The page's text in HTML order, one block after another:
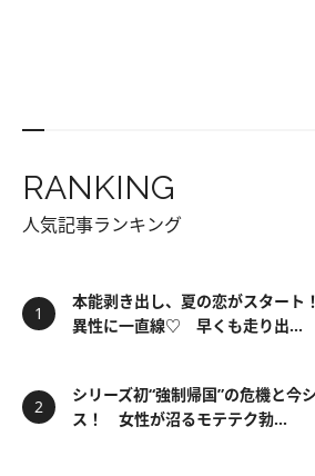
RANKING
人気記事ランキング
本能剥き出し、夏の恋がスター
異性に一直線♡ 早くも走り出...
シリーズ初“強制帰国”の危機と今
ス！ 女性が沼るモテテク勃...